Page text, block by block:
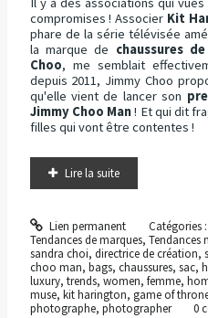
compromises ! Associer Kit
phare de la série télévisée
la marque de chaussures
Choo, me semblait
depuis 2011, Jimmy Choo
qu'elle vient de lancer son
Jimmy Choo Man! Et qui dit
filles qui vont être contentes !
Lire la suite
Lien permanent Catégories :
Tendances de marques, Tendances
sandra choi, directrice de création,
choo man, bags, chaussures, sac,
luxury, trends, women, femme,
muse, kit harington, game of
photographe, photographer 0